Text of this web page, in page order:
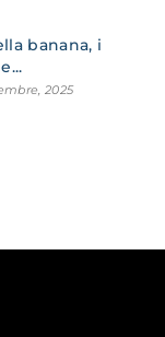
banana, i
2025